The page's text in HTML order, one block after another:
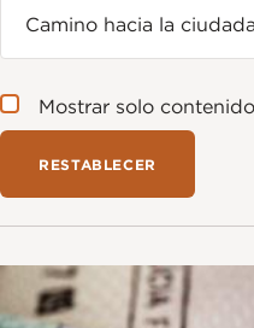
Mostrar solo
Imagen